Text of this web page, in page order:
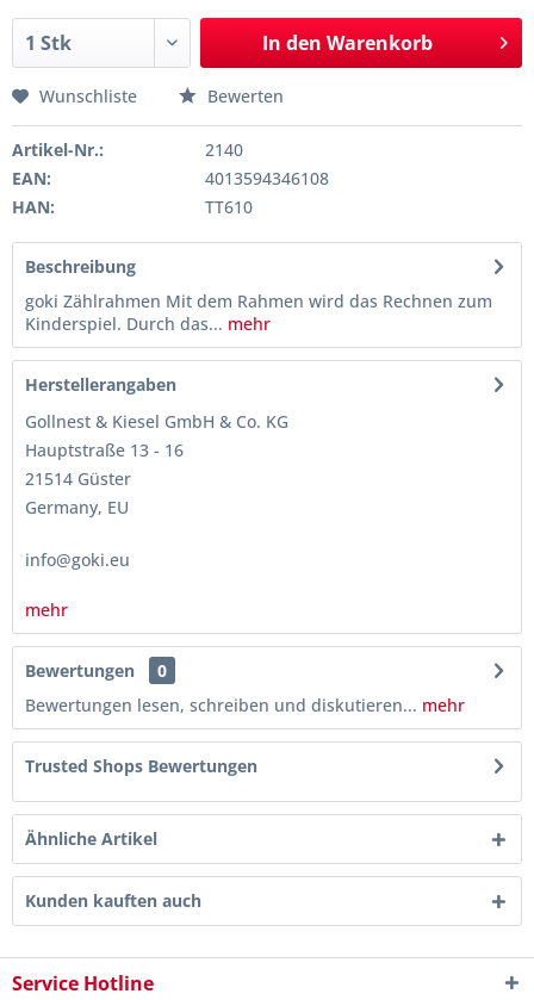
In den Warenkorb
Wunschliste Bewerten
Artikel-Nr.:
2140
EAN:
4013594346108
HAN:
TT610
Beschreibung
goki Zählrahmen Mit dem Rahmen wird das Rechnen zum
Kinderspiel. Durch das... mehr
Herstellerangaben
Gollnest & Kiesel GmbH & Co. KG
Hauptstraße 13 - 16
21514 Güster
Germany, EU
info@goki.eu
mehr
Bewertungen
0
Bewertungen lesen, schreiben und diskutieren... mehr
Trusted Shops Bewertungen
Ähnliche Artikel
Kunden kauften auch
Service Hotline